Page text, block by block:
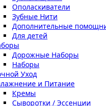
Ополаскиватели
Зубные Нити
Дополнительные
Для детей
Дорожные Наборы
Наборы
Уход
и Питание
Кремы
Сыворотки / Эссенции